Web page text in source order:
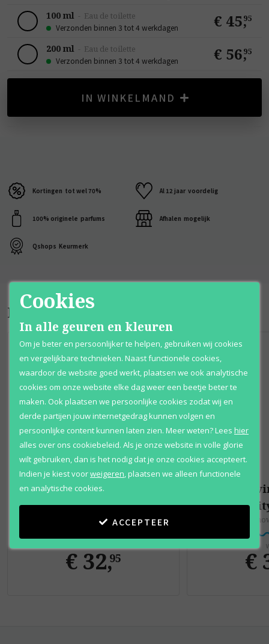
100 ml - Eau de toilette
Verzonden binnen 3 tot 4 werkdagen € 45,
95
200 ml - Eau de toilette
Verzonden binnen 3 tot 4 werkdagen € 56,
95
IN WINKELMAND
Kortingen tot wel 70% Al 12 jaar voordelig
100% originele parfums Afhalen mogelijk
Qshops Keurmerk
Bijpassende producten
Calvin Klein
Eternity for Men
Aftershave
€ 32,95 €
Cookies
In alle geuren en kleuren
Om je beter en persoonlijker te helpen, gebruiken wij cookies
en vergelijkbare technieken. Naast functionele cookies,
waardoor de website goed werkt, plaatsen we ook analytische
cookies om onze website elke dag weer een beetje beter te
maken. Ook plaatsen we persoonlijke cookies zodat wij en
derde partijen jouw internetgedrag kunnen volgen en
persoonlijke content kunnen laten zien. Meer weten?Lees hier
alles over ons cookiebeleid. Als je onze website in volle glorie
wilt gebruiken, dan is het nodig dat je onze cookies accepteert.
Indien je kiest voorweigeren,plaatsen we alleen functionele
en analytische cookies.
ACCEPTEER